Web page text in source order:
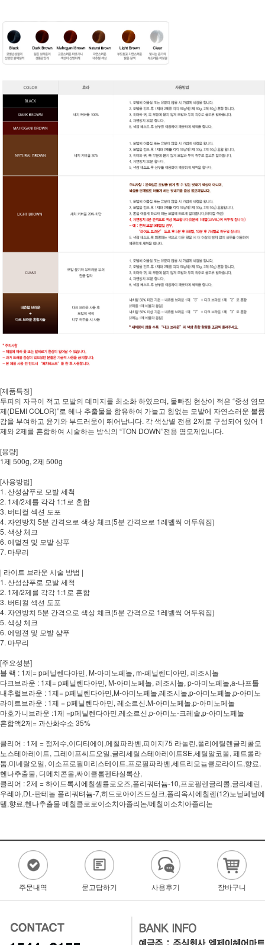
[제품특징]
두피의 자극이 적고 모발의 데미지를 최소화 하였으며, 물빠짐 현상이 적은 “중성 염모
제(DEMI COLOR)”로 헤나 추출물을 함유하여 가늘고 힘없는 모발에 자연스러운 볼륨
감을 부여하고 윤기와 부드러움이 뛰어납니다. 각 색상별 전용 2제로 구성되어 있어 1
제와 2제를 혼합하여 시술하는 방식의 “TON DOWN”전용 염모제입니다.
[용량]
1제 500g, 2제 500g
[사용방법]
1. 산성샴푸로 모발 세척
2. 1제/2제를 각각 1:1로 혼합
3. 버티컬 섹션 도포
4. 자연방치 5분 간격으로 색상 체크(5분 간격으로 1레벨씩 어두워짐)
5. 색상 체크
6. 에멀젼 및 모발 샴푸
7. 마무리
| 라이트 브라운 시술 방법 |
1. 산성샴푸로 모발 세척
2. 1제/2제를 각각 1:1로 혼합
3. 버티컬 섹션 도포
4. 자연방치 5분 간격으로 색상 체크(5분 간격으로 1레벨씩 어두워짐)
5. 색상 체크
6. 에멀젼 및 모발 샴푸
7. 마무리
[주요성분]
블 랙 : 1제= p페닐렌다아민, M-아미노페놀, m-페닐렌디아민, 레조시놀
다크브라운 : 1제= p페닐렌다아민, M-아미노페놀, 레조시놀, p-아미노페놀,a-나프톨
내추럴브라운 : 1제= p페닐렌다아민,M-아미노페놀,레조시놀,p-아미노페놀,p-아미노
라이트브라운 : 1제 = p페닐렌다아민, 레소르신.M-아미노페놀,p-아미노페놀
마호가니브라운 :1제 =p페닐렌다아민,레소르신,p-아미노-크레솔,p-아미노페놀
혼합액2제= 과산화수소 35%
클리어 : 1제 = 정제수,이디티에이,메칠파라벤,피이지75 라놀린,폴리에틸렌글리콜모
노스테아레이트, 그레이프씨드오일,글리세릴스테아레이트SE,세틸알코올, 페트롤라
툼,미네랄오일, 이소프로필미리스테이트,프로필파라벤,세트리모늄클로라이드,향료,
헨나추출물, 디메치콘올,싸이클롬펜타실록산,
클리어 : 2제 = 하이드록시에칠셀률로오즈,폴리쿼터늄-10,프로필렌글리콜,글리세린,
우레아,DL-판테놀 폴리쿼텨늄-7,히드로아이즈드실크,폴리옥시에칠렌(12)노닐페닐에
텔,향료,헨나추출물 메칠클로로이소치아졸리논/메칠이소치아졸리논
주문내역 묻고답하기 사용후기 장바구니